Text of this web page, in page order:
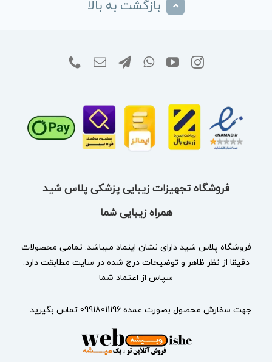
بازگشت به بالا
فروشگاه تجهیزات زیبایی پزشکی پلاس شید
همراه زیبایی شما
فروشگاه پلاس شید دارای نشان اینماد میباشد. تمامی محصولات
دقیقا از نظر ظاهر و توضیحات درج شده در سایت مطابقت دارد.
سپاس از اعتماد شما
جهت سفارش محصول بصورت عمده 09918011196 تماس بگیرید